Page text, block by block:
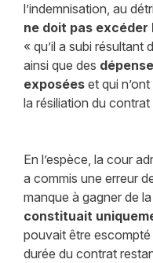
l’indemnisation, au
ne doit pas
« qu’il a subi résultant
ainsi que des
exposéeset qui
la résiliation du contrat
En l’espèce, la cour
a commis une erreur
manque à gagner de
constituait
pouvait être escompté
durée du contrat